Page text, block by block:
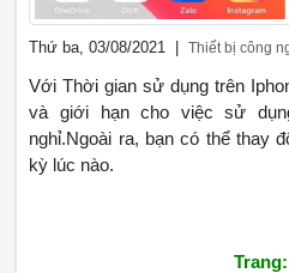
Thứ ba, 03/08/2021 |Thiết bị công
Với Thời gian sử dụng trên
và giới hạn cho việc sử
nghỉ.Ngoài ra, bạn có thể thay
kỳ lúc nào.
Trang: